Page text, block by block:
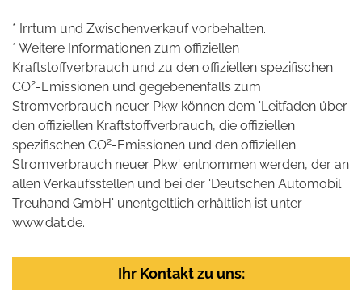
* Irrtum und Zwischenverkauf vorbehalten.
* Weitere Informationen zum offiziellen
Kraftstoffverbrauch und zu den offiziellen spezifischen
CO2-Emissionen und gegebenenfalls zum
Stromverbrauch neuer Pkw können dem 'Leitfaden über
den offiziellen Kraftstoffverbrauch, die offiziellen
spezifischen CO2-Emissionen und den offiziellen
Stromverbrauch neuer Pkw' entnommen werden, der an
allen Verkaufsstellen und bei der 'Deutschen Automobil
Treuhand GmbH' unentgeltlich erhältlich ist unter
www.dat.de.
Ihr Kontakt zu uns: